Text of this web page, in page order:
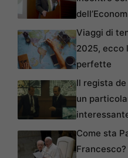
Viaggi di
2025, ecco
perfette
Il regista
un
Come sta